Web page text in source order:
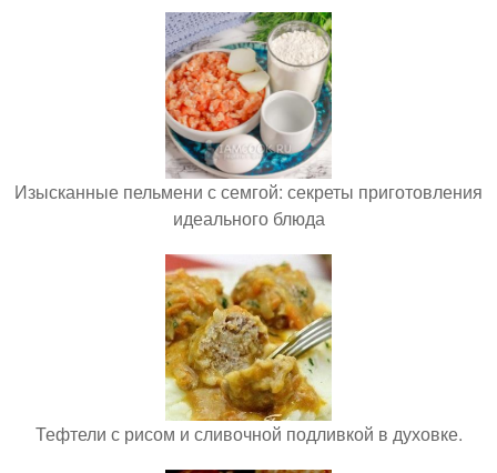
Изысканные пельмени с семгой: секреты приготовления
идеального блюда
Тефтели с рисом и сливочной подливкой в духовке.